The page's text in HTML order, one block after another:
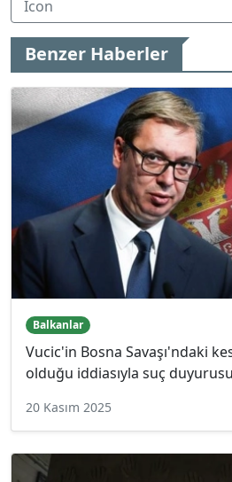
Benzer Haberler
Balkanlar
Vucic'in Bosna Savaşı'ndaki
olduğu iddiasıyla suç
20 Kasım 2025